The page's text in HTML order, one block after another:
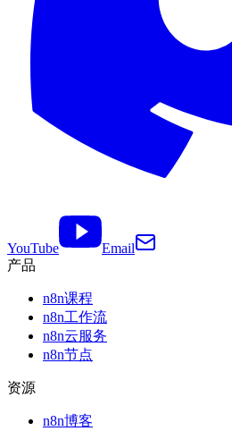
YouTube
Email
产品
n8n课程
n8n工作流
n8n云服务
n8n节点
资源
n8n博客